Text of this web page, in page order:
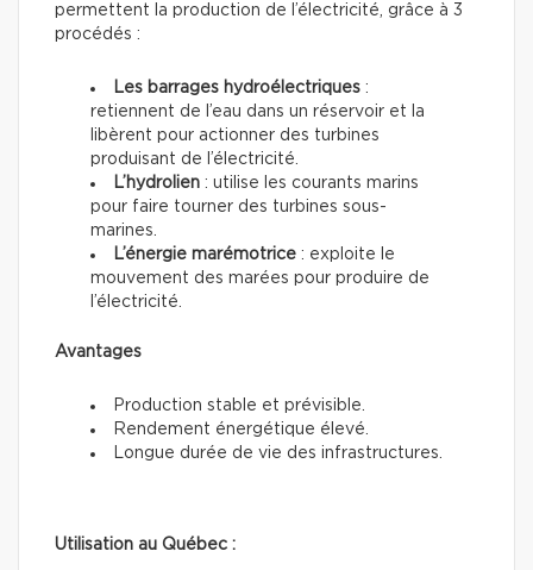
permettent la production de l’électricité, grâce à 3
procédés :
Les barrages hydroélectriques :
retiennent de l’eau dans un réservoir et la
libèrent pour actionner des turbines
produisant de l’électricité.
L’hydrolien : utilise les courants marins
pour faire tourner des turbines sous-
marines.
L’énergie marémotrice : exploite le
mouvement des marées pour produire de
l’électricité.
Avantages
Production stable et prévisible.
Rendement énergétique élevé.
Longue durée de vie des infrastructures.
Utilisation au Québec :